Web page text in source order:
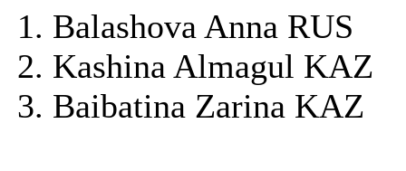
1. Balashova Anna RUS
2. Kashina Almagul KAZ
3. Baibatina Zarina KAZ